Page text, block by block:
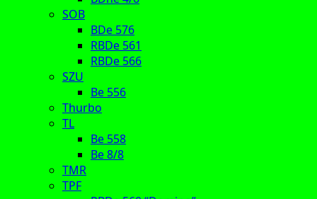
SOB
BDe 576
RBDe 561
RBDe 566
SZU
Be 556
Thurbo
TL
Be 558
Be 8/8
TMR
TPF